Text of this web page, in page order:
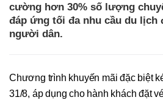
cường hơn 30% số lượng
đáp ứng tối đa nhu cầu du lịch
người dân.
Chương trình khuyến mãi đặc biệt
31/8, áp dụng cho hành khách đặt